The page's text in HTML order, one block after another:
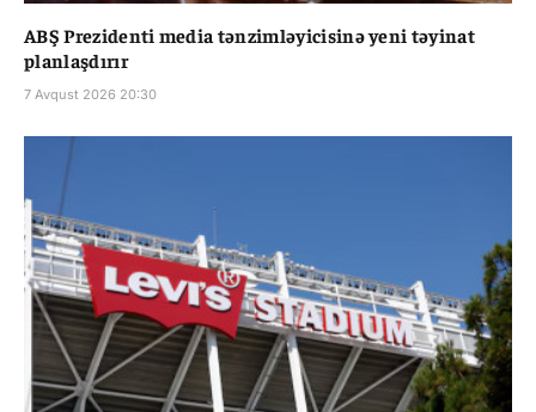
ABŞ Prezidenti media tənzimləyicisinə yeni təyinat
planlaşdırır
7 Avqust 2026 20:30